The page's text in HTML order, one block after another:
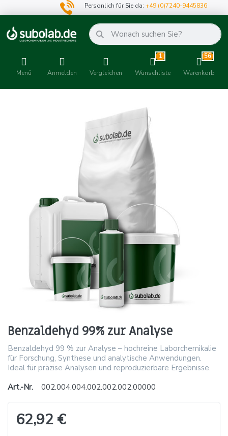
Persönlich für Sie da:+49 (0)7240-9445836
Menü Anmelden Vergleichen
1
Wunschliste
56
Warenkorb
Benzaldehyd 99% zur Analyse
Benzaldehyd 99 % zur Analyse – hochreine Laborchemikalie
für Forschung, Synthese und analytische Anwendungen.
Ideal für präzise Analysen und reproduzierbare Ergebnisse.
Art.-Nr.
002.004.004.002.002.002.00000
62,92 €